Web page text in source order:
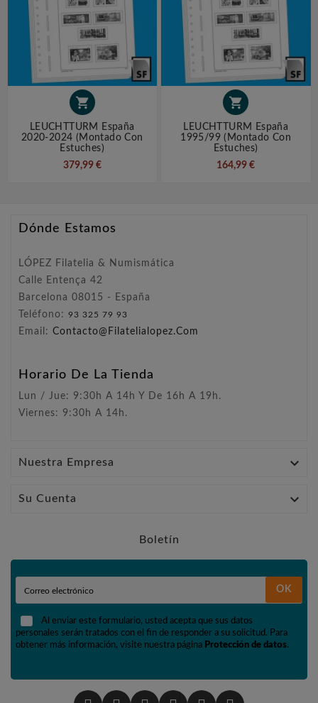

LEUCHTTURM España
2020-2024 (montado Con
Estuches)
379,99 €

LEUCHTTURM España
1995/99 (montado Con
Estuches)
164,99 €
Dónde Estamos
LÓPEZ Filatelia & Numismática
Calle Entença 42
Barcelona 08015 - España
Teléfono: 93 325 79 93
Email: Contacto@filatelialopez.com
Horario De La Tienda
Lun / Jue: 9:30h A 14h Y De 16h A 19h.
Viernes: 9:30h A 14h.
Nuestra Empresa 
Su Cuenta 
Boletín
OK
Al enviar este formulario, usted acepta que sus datos
personales serán tratados con el fin de responder a su solicitud. Para
obtener más información, visite nuestra página Protección de datos.